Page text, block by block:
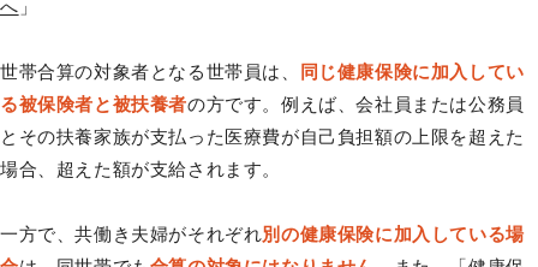
へ 」
世帯合算の対象者となる世帯員は、
同じ健康保険に加入してい
る被保険者と被扶養者の方です。例えば、会社員または公務員
とその扶養家族が支払った医療費が自己負担額の上限を超えた
場合、超えた額が支給されます。
一方で、共働き夫婦がそれぞれ別の健康保険に加入している場